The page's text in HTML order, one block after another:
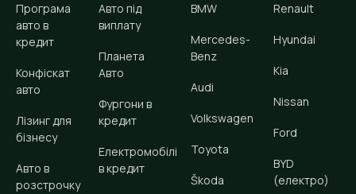
Програма
авто в
кредит
Конфіскат
авто
Лізинг для
бізнесу
Авто в
розстрочку
Авто під
виплату
Планета
Авто
Фургони в
кредит
Електромобілі
в кредит
BMW
Mercedes-
Benz
Audi
Volkswagen
Toyota
Škoda
Renault
Hyundai
Kia
Nissan
Ford
BYD
(електро)